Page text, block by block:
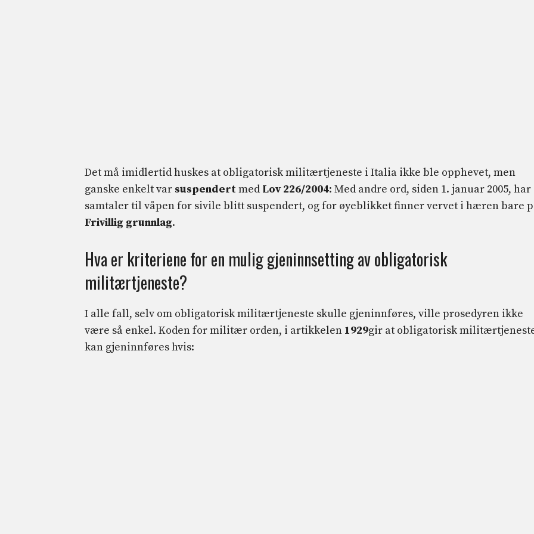
Det må imidlertid huskes at obligatorisk militærtjeneste i Italia ikke ble opphevet, men
ganske enkelt var suspendertmed Lov 226/2004: Med andre ord, siden 1. januar 2005, har
samtaler til våpen for sivile blitt suspendert, og for øyeblikket finner vervet i hæren bare
Frivillig grunnlag.
Hva er kriteriene for en mulig gjeninnsetting av obligatorisk
militærtjeneste?
I alle fall, selv om obligatorisk militærtjeneste skulle gjeninnføres, ville prosedyren ikke
være så enkel. Koden for militær orden, i artikkelen 1929gir at obligatorisk
kan gjeninnføres hvis: